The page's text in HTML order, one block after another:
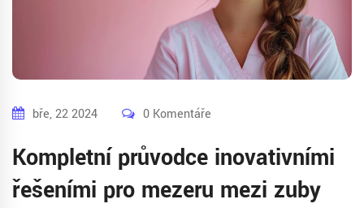
bře, 22 2024 0 Komentáře
Kompletní průvodce inovativními
řešeními pro mezeru mezi zuby